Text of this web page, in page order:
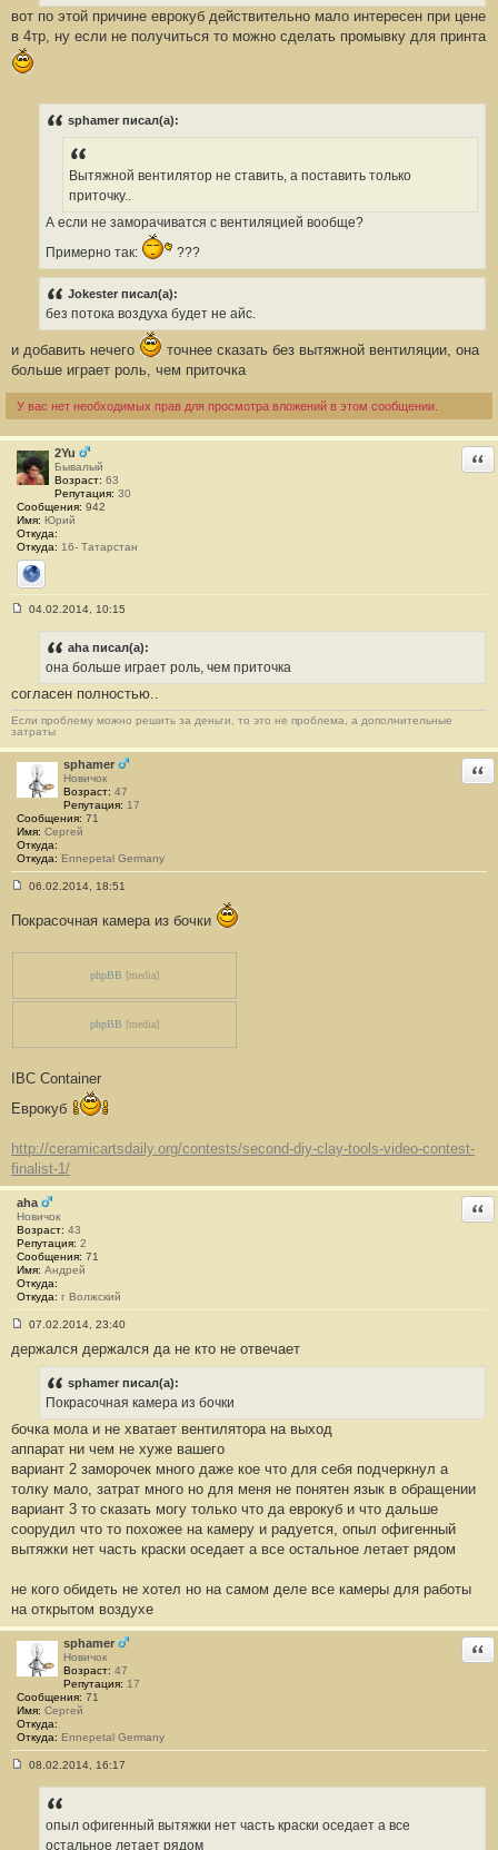
вот по этой причине еврокуб действительно мало интересен при цене
в 4тр, ну если не получиться то можно сделать промывку для принта
sphamer писал(а):
Вытяжной вентилятор не ставить, а поставить только
приточку..
А если не заморачиватся с вентиляцией вообще?
Примерно так:
???
Jokester писал(а):
без потока воздуха будет не айс.
и добавить нечего
точнее сказать без вытяжной вентиляции, она
больше играет роль, чем приточка
У вас нет необходимых прав для просмотра вложений в этом сообщении.
2Yu
Бывалый
Возраст: 63
Репутация: 30
Сообщения: 942
Имя: Юрий
Откуда:
Откуда: 16- Татарстан
Сайт
н
и
е
#
7
2
04.02.2014, 10:15
aha писал(а):
она больше играет роль, чем приточка
согласен полностью..
Если проблему можно решить за деньги, то это не проблема, а дополнительные
затраты
sphamer
Новичок
Возраст: 47
Репутация: 17
Сообщения: 71
Имя: Сергей
Откуда:
Откуда: Ennepetal Germany
о
е
06.02.2014, 18:51
Покрасочная камера из бочки
phpBB [media]
phpBB [media]
IBC Container
Еврокуб
http://ceramicartsdaily.org/contests/second-diy-clay-tools-video-contest-
finalist-1/
aha
Новичок
Возраст: 43
Репутация: 2
Сообщения: 71
Имя: Андрей
Откуда:
Откуда: г Волжский
о
о
и
#
7
4
07.02.2014, 23:40
держался держался да не кто не отвечает
sphamer писал(а):
Покрасочная камера из бочки
бочка мола и не хватает вентилятора на выход
аппарат ни чем не хуже вашего
вариант 2 заморочек много даже кое что для себя подчеркнул а
толку мало, затрат много но для меня не понятен язык в обращении
вариант 3 то сказать могу только что да еврокуб и что дальше
соорудил что то похожее на камеру и радуется, опыл офигенный
вытяжки нет часть краски оседает а все остальное летает рядом
не кого обидеть не хотел но на самом деле все камеры для работы
на открытом воздухе
sphamer
Новичок
Возраст: 47
Репутация: 17
Сообщения: 71
Имя: Сергей
Откуда:
Откуда: Ennepetal Germany
08.02.2014, 16:17
опыл офигенный вытяжки нет часть краски оседает а все
остальное летает рядом